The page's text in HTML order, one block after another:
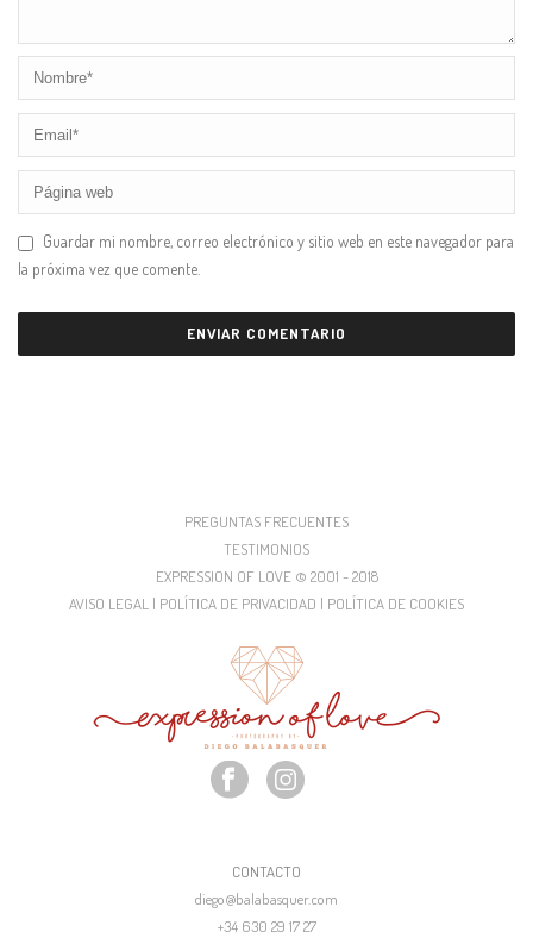
Guardar mi nombre, correo electrónico y sitio web en este navegador para
la próxima vez que comente.
PREGUNTAS FRECUENTES
TESTIMONIOS
EXPRESSION OF LOVE © 2001 - 2018
AVISO LEGAL | POLÍTICA DE PRIVACIDAD | POLÍTICA DE COOKIES
CONTACTO
diego@balabasquer.com
+34 630 29 17 27